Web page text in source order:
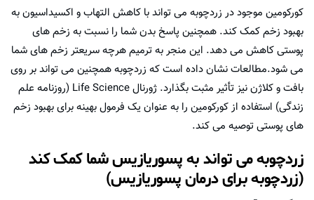
کورکومین موجود در زردچوبه می تواند با کاهش التهاب و اکسیداسیون به
بهبود زخم کمک کند. همچنین پاسخ بدن شما را نسبت به زخم های
پوستی کاهش می دهد. این منجر به ترمیم هرچه سریعتر زخم های شما
می شود.مطالعات نشان داده است که زردچوبه همچنین می تواند بر روی
بافت و کلاژن نیز تأثیر مثبت بگذارد. ژورنال Life Science (روزنامه علم
زندگی) استفاده از کورکومین را به عنوان یک فرمول بهینه برای بهبود زخم
های پوستی توصیه می کند.
زردچوبه می تواند به پسوریازیس شما کمک کند
(زردچوبه برای درمان پسوریازیس)